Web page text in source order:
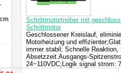
Schrittmotortreiber mit
Schrittmotor
Geschlossener Kreislauf,
Motorheizung und
immer stabil; Schnelle
Absetzzeit.Ausgangs-
24~110VDC;Logik signal strom: